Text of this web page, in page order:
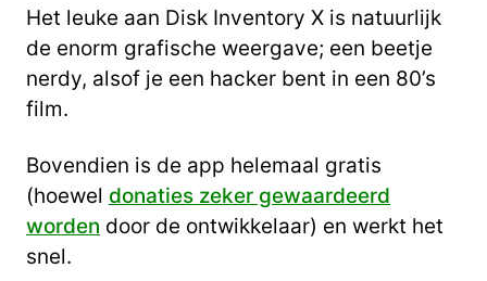
Het leuke aan Disk Inventory X is natuurlijk
de enorm grafische weergave; een beetje
nerdy, alsof je een hacker bent in een 80’s
film.
Bovendien is de app helemaal gratis
(hoewel donaties zeker gewaardeerd
worden door de ontwikkelaar) en werkt het
snel.